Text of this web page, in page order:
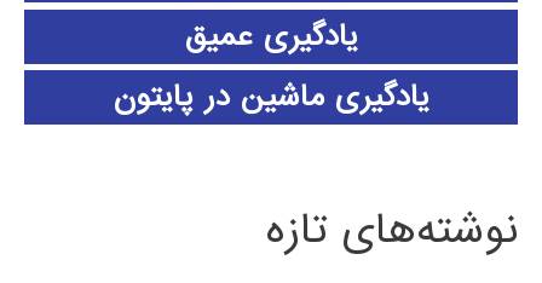
یادگیری عمیق
یادگیری ماشین در پایتون
نوشته‌های تازه